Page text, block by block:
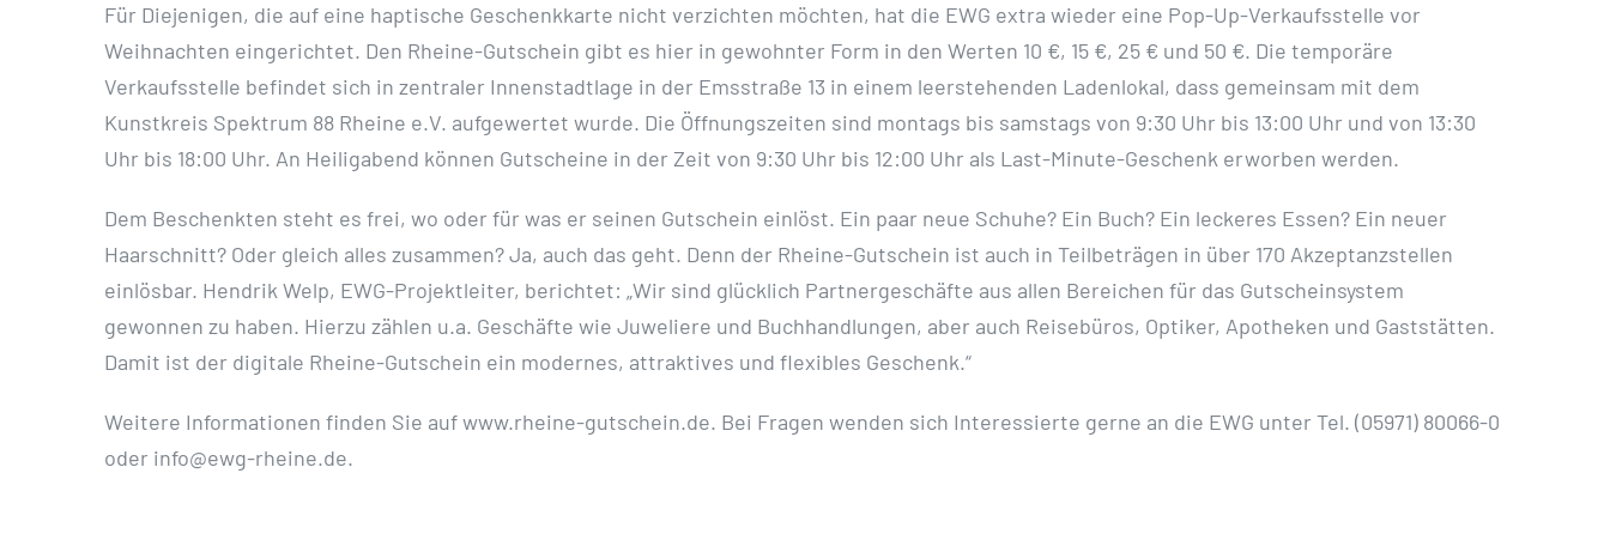
Für Diejenigen, die auf eine haptische Geschenkkarte nicht verzichten möchten, hat die EWG extra wieder eine Pop-Up-Verkaufsstelle vor
Weihnachten eingerichtet. Den Rheine-Gutschein gibt es hier in gewohnter Form in den Werten 10 €, 15 €, 25 € und 50 €. Die temporäre
Verkaufsstelle befindet sich in zentraler Innenstadtlage in der Emsstraße 13 in einem leerstehenden Ladenlokal, dass gemeinsam mit dem
Kunstkreis Spektrum 88 Rheine e.V. aufgewertet wurde. Die Öffnungszeiten sind montags bis samstags von 9:30 Uhr bis 13:00 Uhr und von 13:30
Uhr bis 18:00 Uhr. An Heiligabend können Gutscheine in der Zeit von 9:30 Uhr bis 12:00 Uhr als Last-Minute-Geschenk erworben werden.
Dem Beschenkten steht es frei, wo oder für was er seinen Gutschein einlöst. Ein paar neue Schuhe? Ein Buch? Ein leckeres Essen? Ein neuer
Haarschnitt? Oder gleich alles zusammen? Ja, auch das geht. Denn der Rheine-Gutschein ist auch in Teilbeträgen in über 170 Akzeptanzstellen
einlösbar. Hendrik Welp, EWG-Projektleiter, berichtet: „Wir sind glücklich Partnergeschäfte aus allen Bereichen für das Gutscheinsystem
gewonnen zu haben. Hierzu zählen u.a. Geschäfte wie Juweliere und Buchhandlungen, aber auch Reisebüros, Optiker, Apotheken und Gaststätten.
Damit ist der digitale Rheine-Gutschein ein modernes, attraktives und flexibles Geschenk.“
Weitere Informationen finden Sie auf www.rheine-gutschein.de. Bei Fragen wenden sich Interessierte gerne an die EWG unter Tel. (05971) 80066-0
oder info@ewg-rheine.de.